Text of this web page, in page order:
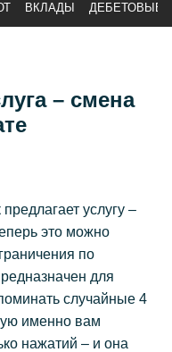
ВКЛАДЫ ДЕБЕТОВЫЕ
– смена
услугу –
это можно
по
для
случайные 4
именно вам
нажатий – и она